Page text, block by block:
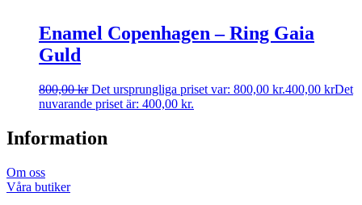
Enamel Copenhagen – Ring Gaia
Guld
800,00kr Det ursprungliga priset var: 800,00 kr.400,00 krDet
nuvarande priset är: 400,00 kr.
Information
Om oss
Våra butiker